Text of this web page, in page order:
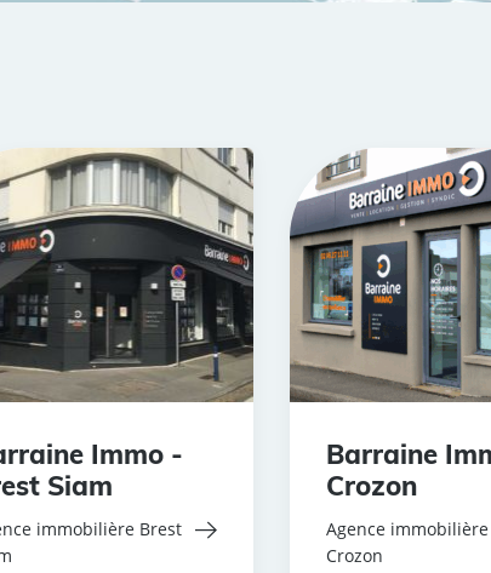
Immo -
Siam
immobilière Brest
Barraine
Crozon
Agence immobilière
Crozon